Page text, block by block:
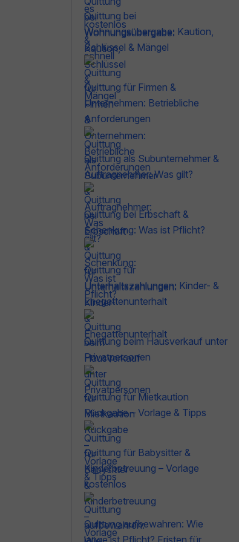
Quittung bei
Wohnungsübergabe: Kaution,
Schlüssel & Mängel
Quittung für Firmen &
Unternehmen: Betriebliche
Anforderungen
Quittung als Subunternehmer &
Auftragnehmer: Was gilt?
Quittung bei Erbschaft &
Schenkung: Was ist Pflicht?
Quittung für
Unterhaltszahlungen: Kinder- &
Ehegattenunterhalt
Quittung beim Hausverkauf unter
Privatpersonen
Quittung für Mietkaution
Rückgabe – Vorlage & Tipps
Quittung für Babysitter &
Kinderbetreuung – Vorlage
kostenlos
Quittung aufbewahren: Wie
lange ist Pflicht? Fristen für